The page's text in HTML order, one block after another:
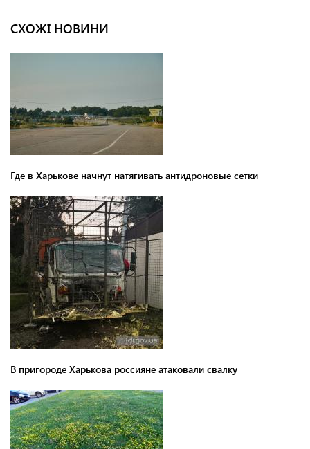
СХОЖІ НОВИНИ
Где в Харькове начнут натягивать антидроновые сетки
В пригороде Харькова россияне атаковали свалку